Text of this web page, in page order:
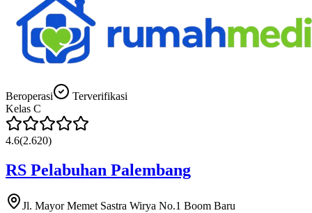
Beroperasi
Terverifikasi
Kelas C
4.6(2.620)
RS Pelabuhan Palembang
Jl. Mayor Memet Sastra Wirya No.1 Boom Baru